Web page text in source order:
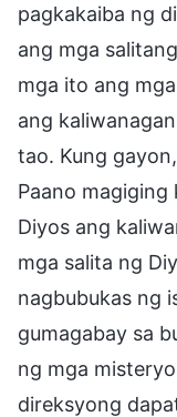
pagkakaiba ng
ang mga
mga ito ang
ang
tao. Kung
Paano magiging
Diyos ang
mga salita ng
nagbubukas ng
gumagabay sa
ng mga
direksyong